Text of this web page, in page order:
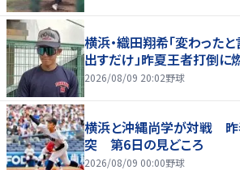
横浜・織田翔希「変わった
出すだけ」昨夏王者打倒に
2026/08/09 20:02野球
横浜と沖縄尚学が対戦 昨
突 第6日の見どころ
2026/08/09 00:00野球